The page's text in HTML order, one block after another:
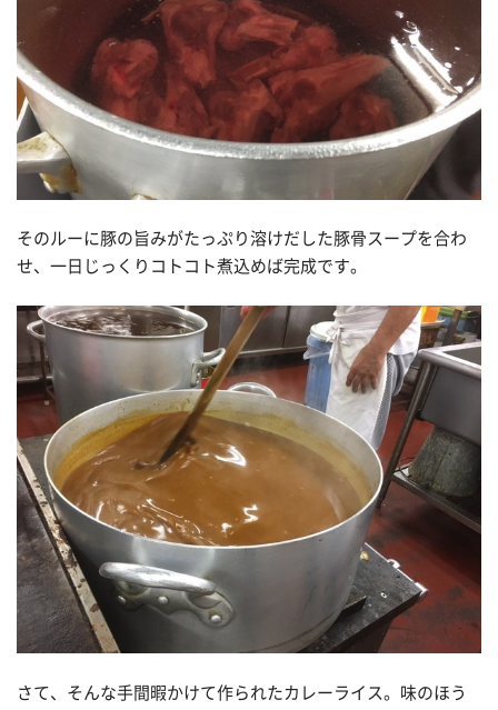
そのルーに豚の旨みがたっぷり溶けだした豚骨スープを合わ
せ、一日じっくりコトコト煮込めば完成です。
さて、そんな手間暇かけて作られたカレーライス。味のほう